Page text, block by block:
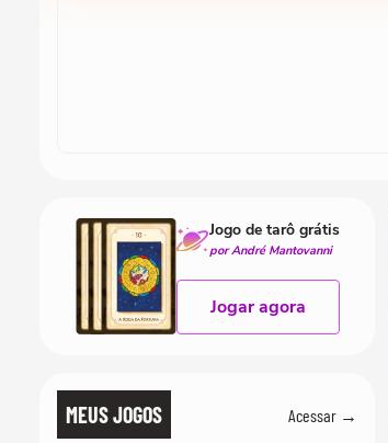
MEUS JOGOS Acessar →
Jogo de tarô grátis
por André Mantovanni
Jogar agora